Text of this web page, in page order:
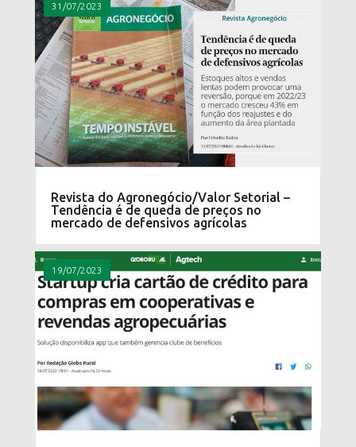
Revista do Agronegócio/Valor Setorial –
Tendência é de queda de preços no
mercado de defensivos agrícolas
31/07/2023
19/07/2023